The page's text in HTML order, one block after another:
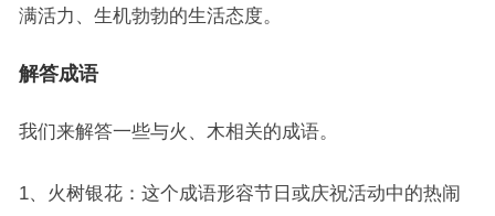
满活力、生机勃勃的生活态度。
解答成语
我们来解答一些与火、木相关的成语。
1、火树银花：这个成语形容节日或庆祝活动中的热闹